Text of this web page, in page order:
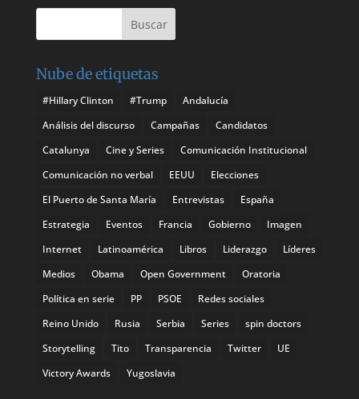
Nube de etiquetas
#Hillary Clinton #Trump
Andalucía
Análisis del discurso
Campañas
Candidatos
Catalunya
Cine y Series
Comunicación Institucional
Comunicación no verbal
EEUU
Elecciones
El Puerto de Santa María
Entrevistas
España
Estrategia
Eventos Francia Gobierno
Imagen
Internet
Latinoamérica Libros Liderazgo
Líderes
Medios
Obama Open Government
Oratoria
Política en serie
PP PSOE
Redes sociales
Reino Unido
Rusia Serbia Series
spin doctors
Storytelling
Tito Transparencia Twitter
UE
Victory Awards
Yugoslavia